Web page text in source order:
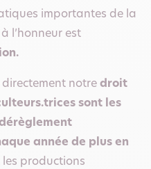
importantes de la
l’honneur est
directement notre droit
sont les
année de plus en
les productions